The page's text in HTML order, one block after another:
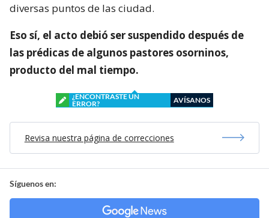
diversas puntos de las ciudad.
Eso sí, el acto debió ser suspendido después de
las prédicas de algunos pastores osorninos,
producto del mal tiempo.
¿ENCONTRASTE UN
ERROR?
AVÍSANOS
Revisa nuestra página de correcciones
Síguenos en: